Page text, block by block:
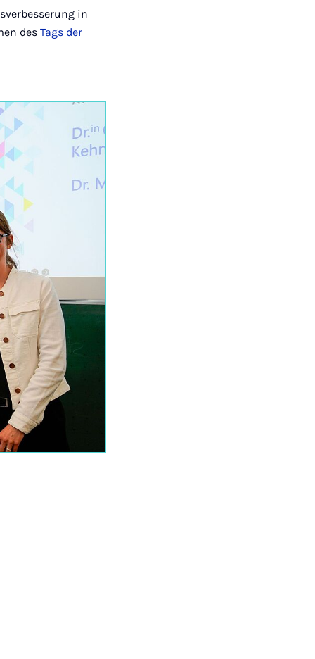
in
desTags der